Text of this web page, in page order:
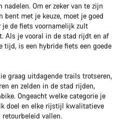
Om er zeker van te zijn
bent met je keuze, moet je goed
je de fiets voornamelijk zult
Als je vooral in de stad rijdt en af
tijd, is een hybride fiets een goede
graag uitdagende trails trotseren,
en zelden in de stad rijden,
Ongeacht welke categorie je
doel en elke rijstijl kwalitatieve
vallen.